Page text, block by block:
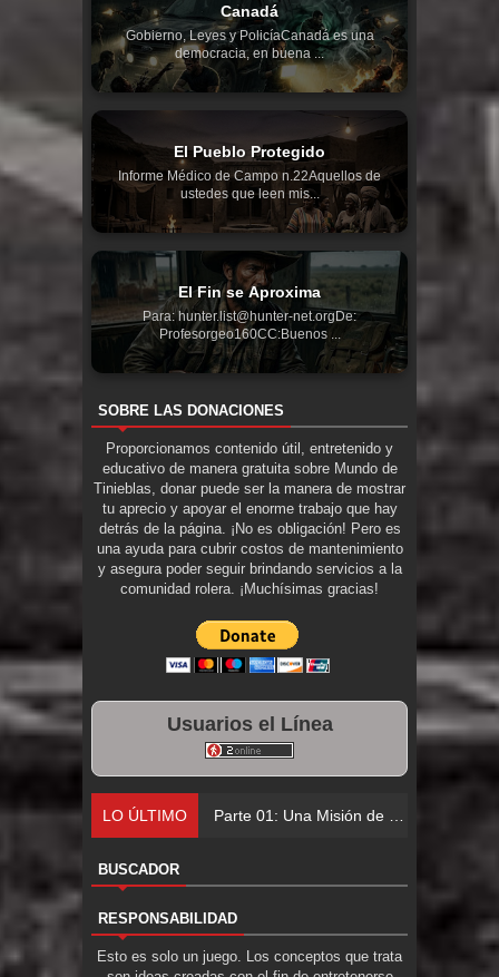
Canadá
Gobierno, Leyes y PolicíaCanadá es una
democracia, en buena ...
El Pueblo Protegido
Informe Médico de Campo n.22Aquellos de
ustedes que leen mis...
El Fin se Aproxima
Para: hunter.list@hunter-net.orgDe:
Profesorgeo160CC:Buenos ...
SOBRE LAS DONACIONES
Proporcionamos contenido útil, entretenido y
educativo de manera gratuita sobre Mundo de
Tinieblas, donar puede ser la manera de mostrar
tu aprecio y apoyar el enorme trabajo que hay
detrás de la página. ¡No es obligación! Pero es
una ayuda para cubrir costos de mantenimiento
y asegura poder seguir brindando servicios a la
comunidad rolera. ¡Muchísimas gracias!
Usuarios el Línea
LO ÚLTIMO Parte 01: Una Misión de Locos
BUSCADOR
RESPONSABILIDAD
Esto es solo un juego. Los conceptos que trata